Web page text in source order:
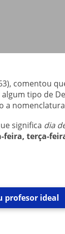
comentou
tipo de
a
significa dia
feira, terça-
profesor ideal